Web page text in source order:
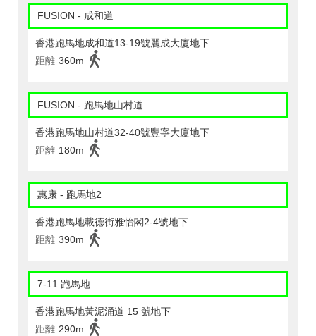
FUSION - 成和道
香港跑馬地成和道13-19號麗成大廈地下
距離 360m
FUSION - 跑馬地山村道
香港跑馬地山村道32-40號豐寧大廈地下
距離 180m
惠康 - 跑馬地2
香港跑馬地載德街雅怡閣2-4號地下
距離 390m
7-11 跑馬地
香港跑馬地黃泥涌道 15 號地下
距離 290m